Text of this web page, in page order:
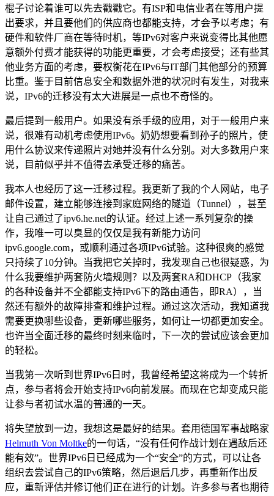
棍子讨论着谁可以先去戳戳它。有ISP和电信业者在等用户提
出要求，并且要他们的供应商也都能支持，才会予以考虑；有
硬件和软件厂商在等待时机，等IPv6对客户来说变得比其他愿
意额外付费才能获得的功能更重要，才会考虑接受；还有些其
他业务方面的考虑，要权衡花在IPv6与IT部门其他部分的预算
比重。鉴于目前信息安全和数据外泄的状况时有发生，对我来
说，IPv6的迁移没有太大进展是一点也不奇怪的。
最后提到一般用户。如果没有杀手级的应用，对于一般用户来
说，很难有动机考虑使用IPv6。奶奶想要看到孙子的照片，使
用什么协议来传递照片对她并没有什么分别。对大多数用户来
说，目前似乎并不值得去承受迁移的痛苦。
我本人也经历了这一迁移过程。我更新了我的个人网站，电子
邮件设置，建立能够连接到家庭网络的隧道（Tunnel），甚至
让自己通过了ipv6.he.net的认证。经过上述一系列复杂的操
作，我唯一可以臭显的仅仅是我有新能力访问
ipv6.google.com，或顺利通过各项IPv6试验。这种很爽的感觉
只持续了10分钟。当我把它关掉时，我发现自己也很疑惑，为
什么我要维护两套防火墙规则？以及两套RA和DHCP（我家
的各种设备并不全都能支持IPv6下的路由通告，即RA），当
然还有额外的故障排查和维护过程。通过这次活动，我知道我
需要更换哪些设备，更新哪些服务，如何让一切都更加安全。
也许当全面迁移的最终时刻来临时，下一次的尝试应该会更加
的轻松。
当我第一次听到世界IPv6日时，我曾经希望这将成为一个转折
点，参与者将会开始支持IPv6向前发展。而现在它却变成只能
让参与者初试水温的普通的一天。
将失望放到一边，我想这是最好的结果。套用德国军事战略家
Helmuth Von Moltke的一句话，“没有任何作战计划在遇敌后还
能有效”。世界IPv6日已经成为一个“安全”的方式，可以让各
组织去尝试自己的IPv6策略，然后退后几步，再重新作出反
应，重新评估并修订他们正在进行的计划。许多参与者也期待